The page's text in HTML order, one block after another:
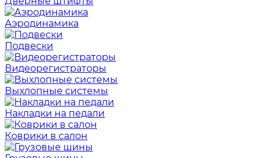
Аэродинамика
Подвески
Видеорегистраторы
Выхлопные системы
Накладки на педали
Коврики в салон